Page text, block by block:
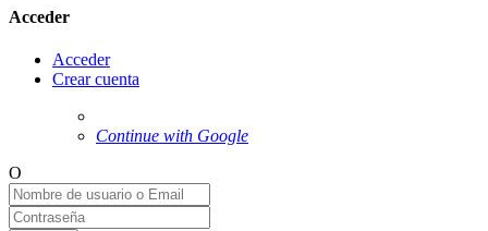
Acceder
Acceder
Crear cuenta
Continue with Google
O